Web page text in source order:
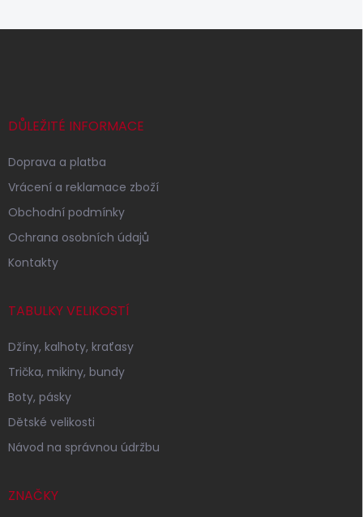
Z
DŮLEŽITÉ INFORMACE
Doprava a platba
Vrácení a reklamace zboží
Obchodní podmínky
Ochrana osobních údajů
Kontakty
TABULKY VELIKOSTÍ
Džíny, kalhoty, kraťasy
Trička, mikiny, bundy
Boty, pásky
Dětské velikosti
Návod na správnou údržbu
ZNAČKY